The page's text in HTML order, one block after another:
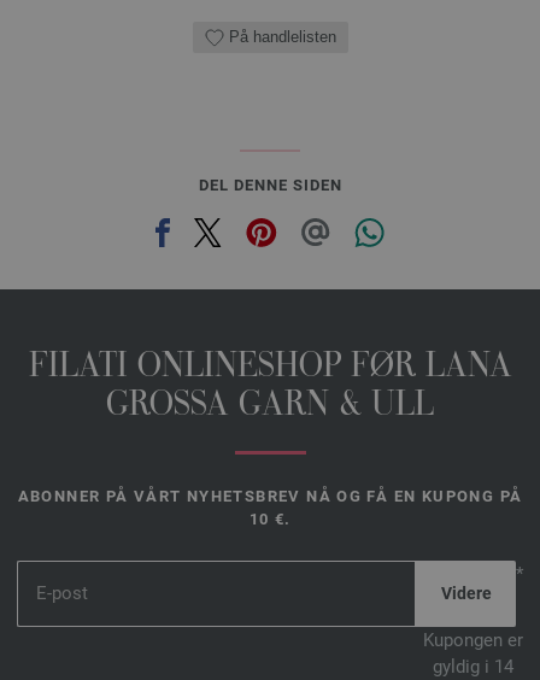
På handlelisten
DEL DENNE SIDEN
FILATI ONLINESHOP FØR LANA
GROSSA GARN & ULL
ABONNER PÅ VÅRT NYHETSBREV NÅ OG FÅ EN KUPONG PÅ
10 €.
*
Kupongen er
gyldig i 14